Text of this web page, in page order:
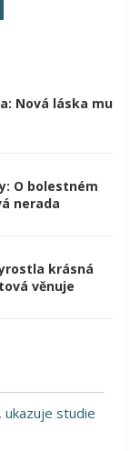
Nová láska mu
O bolestném
nerada
krásná
věnuje
ukazuje studie